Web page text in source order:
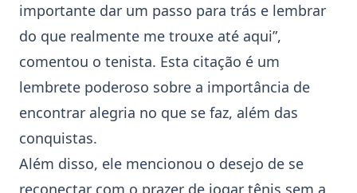
importante dar um passo para trás e lembrar
do que realmente me trouxe até aqui”,
comentou o tenista. Esta citação é um
lembrete poderoso sobre a importância de
encontrar alegria no que se faz, além das
conquistas.
Além disso, ele mencionou o desejo de se
reconectar com o prazer de jogar tênis sem a